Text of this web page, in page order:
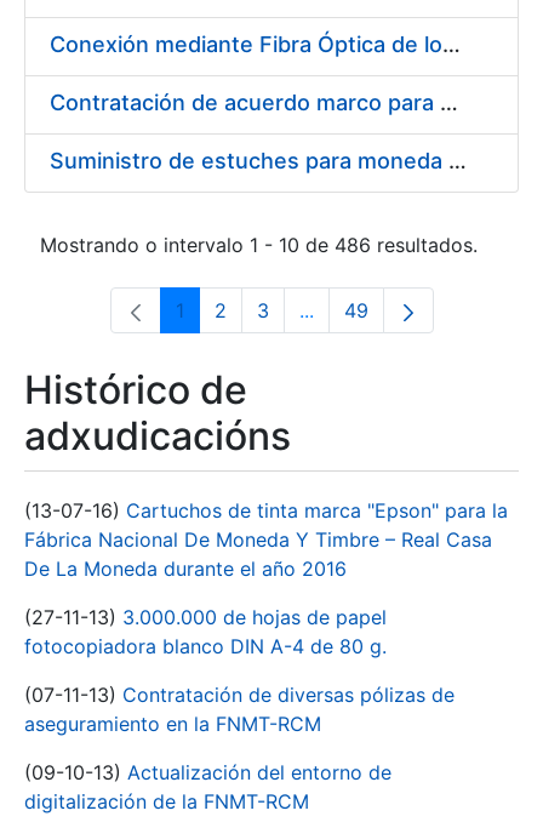
Conexión mediante Fibra Óptica de los Centros de Proceso de Datos (CPDs) de las sedes de la FNMT-RCM de Burgos y Madrid
Contratación de acuerdo marco para el Suministro de Material de Electricidad para la Fábrica Nacional de Moneda y Timbre-Real Casa de la Moneda en su centro de trabajo de Burgos
Suministro de estuches para moneda de 30 €
Mostrando o intervalo 1 - 10 de 486 resultados.
Páxina
1 Páxina
2 Páxina
3 ...Páxinas intermedias Use
Páxina
49
Histórico de
adxudicacións
(13-07-16) Cartuchos de tinta marca "Epson" para la
Fábrica Nacional De Moneda Y Timbre – Real Casa
De La Moneda durante el año 2016
(27-11-13) 3.000.000 de hojas de papel
fotocopiadora blanco DIN A-4 de 80 g.
(07-11-13) Contratación de diversas pólizas de
aseguramiento en la FNMT-RCM
(09-10-13) Actualización del entorno de
digitalización de la FNMT-RCM